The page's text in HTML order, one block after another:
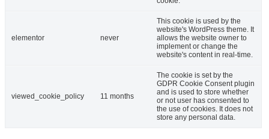
elementor never
This cookie is used by the
website's WordPress theme. It
allows the website owner to
implement or change the
website's content in real-time.
viewed_cookie_policy 11 months
The cookie is set by the
GDPR Cookie Consent plugin
and is used to store whether
or not user has consented to
the use of cookies. It does not
store any personal data.